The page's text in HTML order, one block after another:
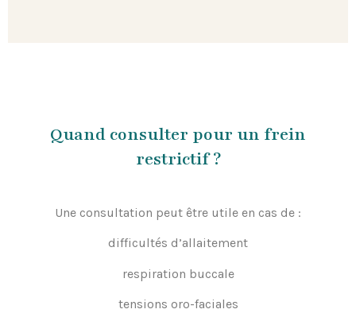
Quand consulter pour un frein
restrictif ?
Une consultation peut être utile en cas de :
difficultés d’allaitement
respiration buccale
tensions oro-faciales